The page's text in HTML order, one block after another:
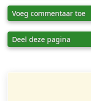
Voeg commentaar toe
Deel deze pagina